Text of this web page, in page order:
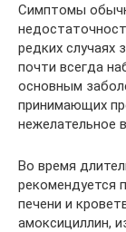
Симптомы
редких случаях
почти всегда
основным
принимающих
нежелательное
Во время
рекомендуется
печени и
амоксициллин,